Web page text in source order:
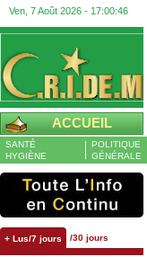
Ven, 7 Août 2026 - 17:00:47
ACCUEIL
SANTÉ
HYGIÈNE
POLITIQUE
GÉNÉRALE
+ Lus/7 jours /30 jours